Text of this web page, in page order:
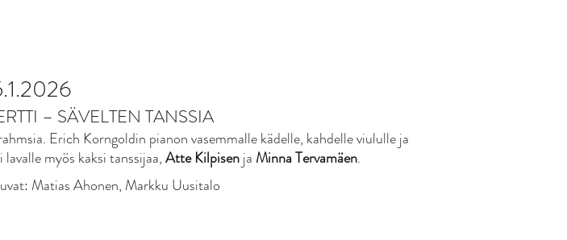
– SÄVELTEN TANSSIA
Erich Korngoldin pianon vasemmalle kädelle, kahdelle viululle ja
myös kaksi tanssijaa,Atte Kilpisenja Minna Tervamäen.
Matias Ahonen, Markku Uusitalo